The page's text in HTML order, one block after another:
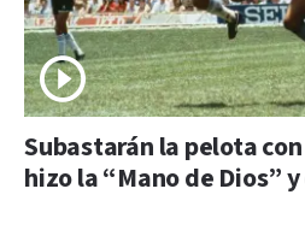
Subastarán la pelota
hizo la “Mano de Dios”